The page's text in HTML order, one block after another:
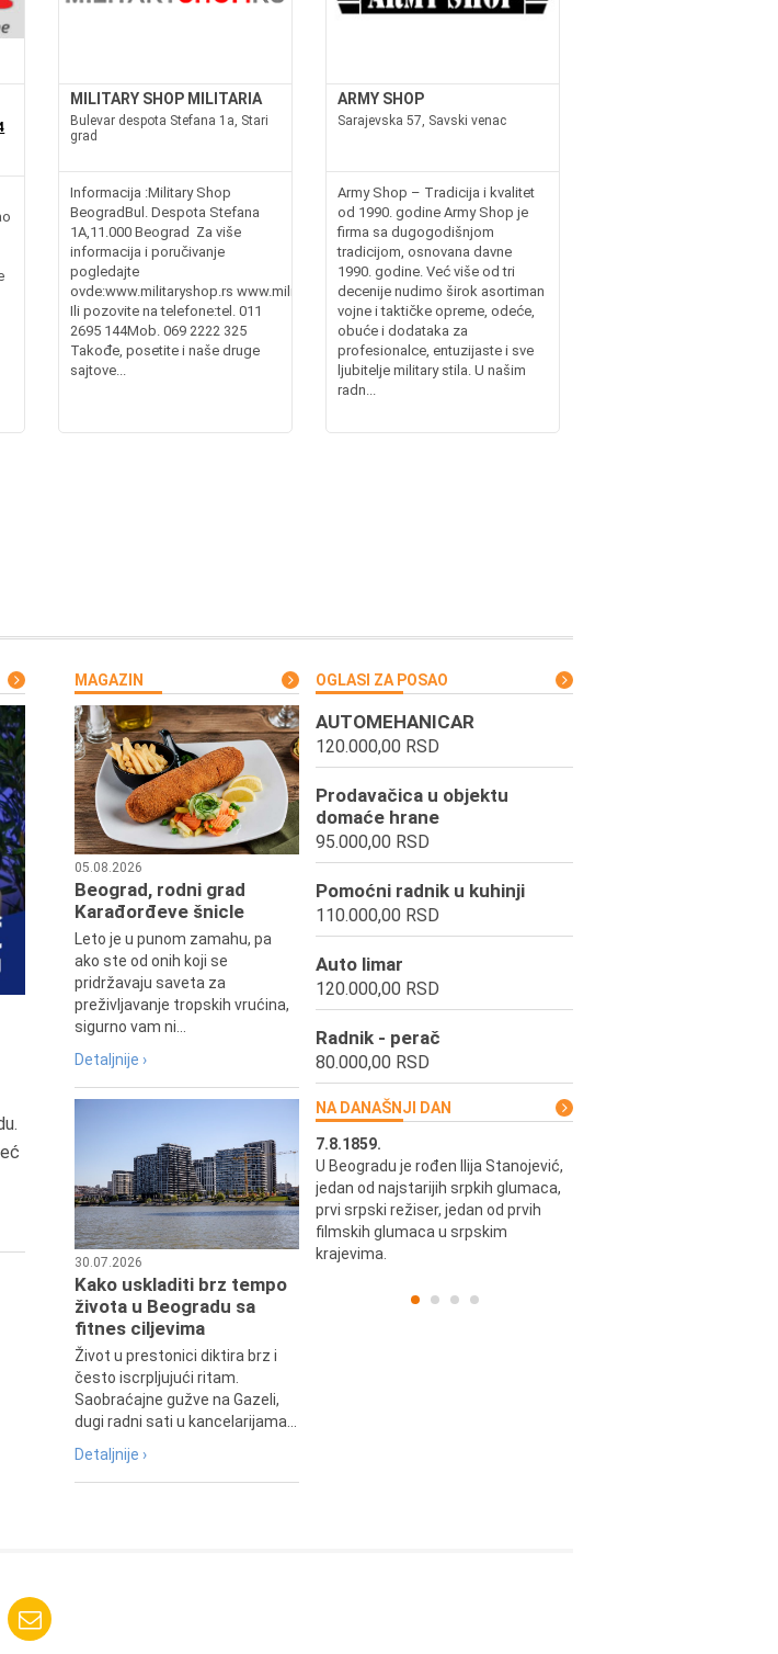
MILITARY SHOP MILITARIA
Bulevar despota Stefana 1a, Stari
grad
Informacija :Military Shop
BeogradBul. Despota Stefana
1A,11.000 Beograd Za više
informacija i poručivanje
pogledajte
ovde:www.militaryshop.rs www.militaria.rswww.militaryshop.bawww.militaryshop.mk
Ili pozovite na telefone:tel. 011
2695 144Mob. 069 2222 325
Takođe, posetite i naše druge
sajtove...
ARMY SHOP
Sarajevska 57, Savski venac
Army Shop – Tradicija i kvalitet
od 1990. godine Army Shop je
firma sa dugogodišnjom
tradicijom, osnovana davne
1990. godine. Već više od tri
decenije nudimo širok asortiman
vojne i taktičke opreme, odeće,
obuće i dodataka za
profesionalce, entuzijaste i sve
ljubitelje military stila. U našim
radn...
MAGAZIN
05.08.2026
Beograd, rodni grad
Karađorđeve šnicle
Leto je u punom zamahu, pa
ako ste od onih koji se
pridržavaju saveta za
preživljavanje tropskih vrućina,
sigurno vam ni...
Detaljnije ›
30.07.2026
Kako uskladiti brz tempo
života u Beogradu sa
fitnes ciljevima
Život u prestonici diktira brz i
često iscrpljujući ritam.
Saobraćajne gužve na Gazeli,
dugi radni sati u kancelarijama...
Detaljnije ›
OGLASI ZA POSAO
AUTOMEHANICAR
120.000,00 RSD
Prodavačica u objektu
domaće hrane
95.000,00 RSD
Pomoćni radnik u kuhinji
110.000,00 RSD
Auto limar
120.000,00 RSD
Radnik - perač
80.000,00 RSD
NA DANAŠNJI DAN
Preminula je Đurđija Cvetić,
pozorišna, filmska i TV glumica.
7.8.1859.
U Beogradu je rođen Ilija Stanojević,
jedan od najstarijih srpkih glumaca,
prvi srpski režiser, jedan od prvih
filmskih glumaca u srpskim
krajevima.